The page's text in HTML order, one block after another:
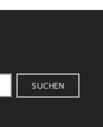
SUCHEN